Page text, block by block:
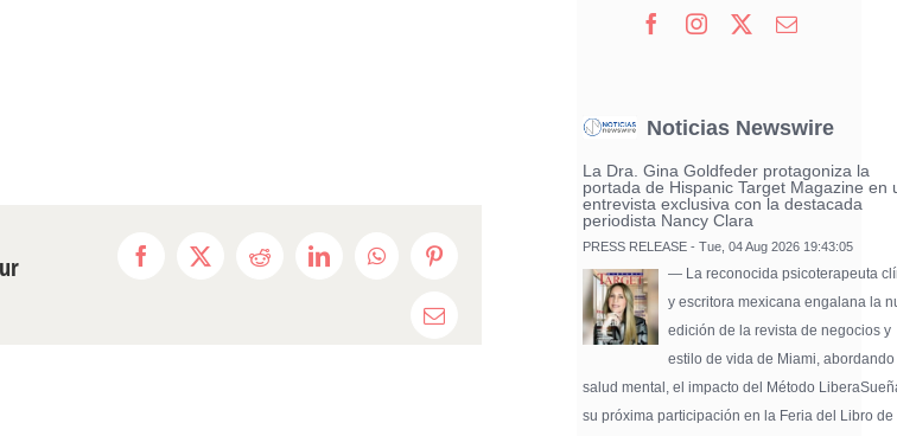
Facebook
X Reddit LinkedInWhatsAppPinterest
Email
Noticias Newswire
La Dra. Gina Goldfeder protagoniza la
portada de Hispanic Target Magazine en
entrevista exclusiva con la destacada
periodista Nancy Clara
PRESS RELEASE - Tue, 04 Aug 2026 19:43:05
— La reconocida psicoterapeuta
y escritora mexicana engalana la
edición de la revista de negocios y
estilo de vida de Miami,
salud mental, el impacto del Método
su próxima participación en la Feria del Libro de